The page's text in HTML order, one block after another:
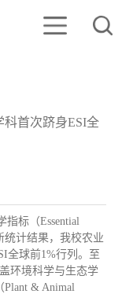
科首次跻身ESI全
指标（Essential
统计结果，我校农业
全球前1%行列。至
环境科学与生态学
Plant & Animal